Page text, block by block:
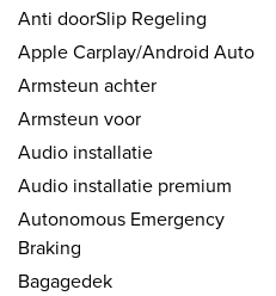
Anti doorSlip Regeling
Apple Carplay/Android Auto
Armsteun achter
Armsteun voor
Audio installatie
Audio installatie premium
Autonomous Emergency
Braking
Bagagedek